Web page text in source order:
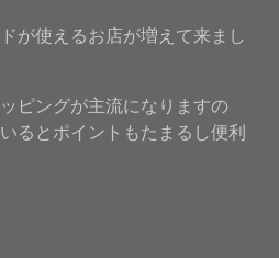
が使えるお店が増えて来まし
ピングが主流になりますの
るとポイントもたまるし便利